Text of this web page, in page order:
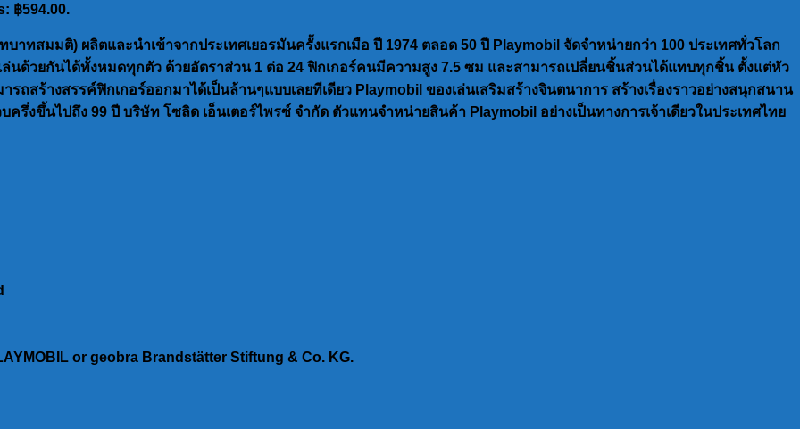
฿594.00.
าทสมมติ) ผลิตและนำเข้าจากประเทศเยอรมันครั้งแรกเมือ ปี 1974 ตลอด 50 ปี Playmobil จัดจำหน่ายกว่า 100 ประเทศทั่วโลก
นด้วยกันได้ทั้งหมดทุกตัว ด้วยอัตราส่วน 1 ต่อ 24 ฟิกเกอร์คนมีความสูง 7.5 ซม และสามารถเปลี่ยนชิ้นส่วนได้แทบทุกชิ้น ตั้งแต่หัว
ถสร้างสรรค์ฟิกเกอร์ออกมาได้เป็นล้านๆแบบเลยทีเดียว Playmobil ของเล่นเสริมสร้างจินตนาการ สร้างเรื่องราวอย่างสนุกสนาน
รึ่งขึ้นไปถึง 99 ปี บริษัท โซลิด เอ็นเตอร์ไพรซ์ จำกัด ตัวแทนจำหน่ายสินค้า Playmobil อย่างเป็นทางการเจ้าเดียวในประเทศไทย
or geobra Brandstätter Stiftung & Co. KG.